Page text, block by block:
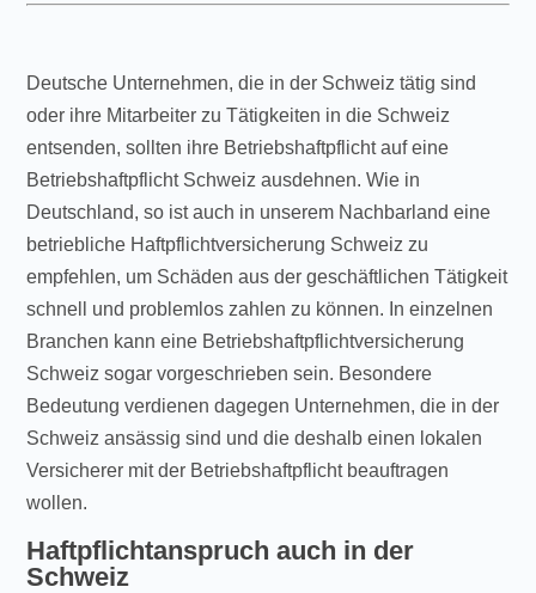
Deutsche Unternehmen, die in der Schweiz tätig sind
oder ihre Mitarbeiter zu Tätigkeiten in die Schweiz
entsenden, sollten ihre Betriebshaftpflicht auf eine
Betriebshaftpflicht Schweiz ausdehnen. Wie in
Deutschland, so ist auch in unserem Nachbarland eine
betriebliche Haftpflichtversicherung Schweiz zu
empfehlen, um Schäden aus der geschäftlichen Tätigkeit
schnell und problemlos zahlen zu können. In einzelnen
Branchen kann eine Betriebshaftpflichtversicherung
Schweiz sogar vorgeschrieben sein. Besondere
Bedeutung verdienen dagegen Unternehmen, die in der
Schweiz ansässig sind und die deshalb einen lokalen
Versicherer mit der Betriebshaftpflicht beauftragen
wollen.
Haftpflichtanspruch auch in der
Schweiz